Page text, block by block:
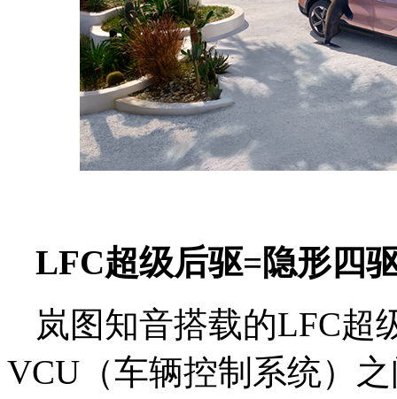
LFC超级后驱=隐形四
岚图知音搭载的LFC超
VCU（车辆控制系统）